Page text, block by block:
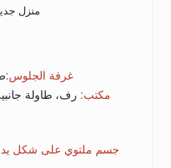
منزل
غرفة الجلوس:
مكتب: رف، طاولة
جسم ملتوي على شكل يد